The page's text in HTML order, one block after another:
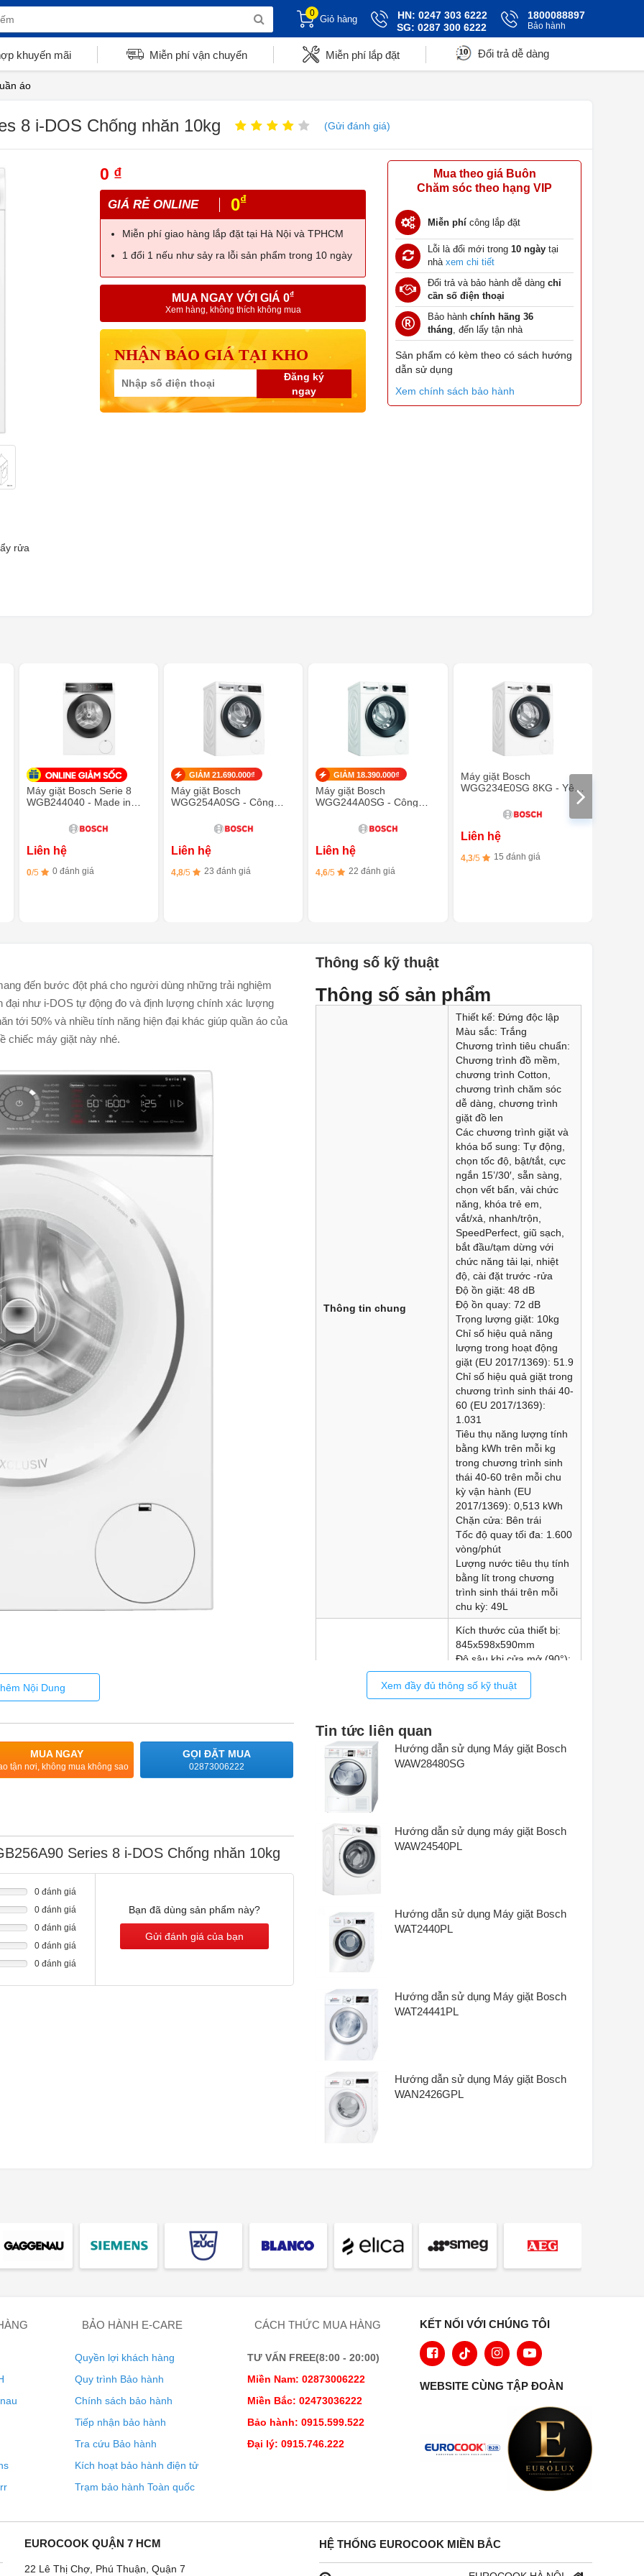
0
Giỏ hàng
HN: 0247 303 6222
SG: 0287 300 6222
1800088897
Bảo hành
khuyến mãi Miễn phí vận chuyển Miễn phí lắp đặt Đổi trả dễ dàng
áo
8 i-DOS Chống nhăn 10kg (Gửi đánh giá)
rửa
0 ₫
GIÁ RẺ ONLINE 0₫
Miễn phí giao hàng lắp đặt tại Hà Nội và TPHCM
1 đổi 1 nếu như sảy ra lỗi sản phẩm trong 10 ngày
MUA NGAY VỚI GIÁ 0₫
Xem hàng, không thích không mua
NHẬN BÁO GIÁ TẠI KHO
Đăng ký
ngay
Mua theo giá Buôn
Chăm sóc theo hạng VIP
Miễn phí công lắp đặt
Lỗi là đổi mới trong 10 ngày tại
nhà xem chi tiết
Đổi trả và bảo hành dễ dàng chỉ
cần số điện thoại
Bảo hành chính hãng 36
tháng, đến lấy tận nhà
Sản phẩm có kèm theo có sách hướng
dẫn sử dụng
Xem chính sách bảo hành
Máy giặt Bosch Serie 8
WGB244040 - Made in
Liên hệ
0/5 0 đánh giá
GIẢM 21.690.000₫
Máy giặt Bosch
WGG254A0SG - Công
AntiVibration
Liên hệ
4,8/5 23 đánh giá
GIẢM 18.390.000₫
Máy giặt Bosch
WGG244A0SG - Công
Liên hệ
4,6/5 22 đánh giá
Máy giặt Bosch
WGG234E0SG 8KG - Yên
Liên hệ
4,3/5 15 đánh giá
đến bước đột phá cho người dùng những trải nghiệm
đại như i-DOS tự động đo và định lượng chính xác lượng
tới 50% và nhiều tính năng hiện đại khác giúp quần áo của
chiếc máy giặt này nhé.
chất tẩy rửa cần thiết.
chí còn dễ dàng hơn, vui nhộn hơn đối với cài đặt cơ bản
(có thể đặt âm), màu trắng thời thượng. Máy được làm
giặt ở nhà tắm, sân thượng hoặc bất cứ nơi nào bạn muốn.
sang trọng và tinh tế hơn.
khiển, dễ sử dụng giúp bạn lựa chọn nhanh chóng chương
trình máy đang chạy thông qua màn hình LED với độ hiển
Nội Dung
MUA NGAY
tận nơi, không mua không sao
GỌI ĐẶT MUA
02873006222
Series 8 i-DOS Chống nhăn 10kg
0 đánh giá
0 đánh giá
0 đánh giá
0 đánh giá
0 đánh giá
Bạn đã dùng sản phẩm này?
Gửi đánh giá của bạn
Thông số kỹ thuật
Thông số sản phẩm
Thông tin chung
Thiết kế: Đứng độc lập
Màu sắc: Trắng
Chương trình tiêu chuẩn:
Chương trình đồ mềm,
chương trình Cotton,
chương trình chăm sóc
dễ dàng, chương trình
giặt đồ len
Các chương trình giặt và
khóa bổ sung: Tự động,
chọn tốc độ, bật/tắt, cực
ngắn 15’/30′, sẵn sàng,
chọn vết bẩn, vải chức
năng, khóa trẻ em,
vắt/xả, nhanh/trộn,
SpeedPerfect, giũ sạch,
bắt đầu/tạm dừng với
chức năng tải lại, nhiệt
độ, cài đặt trước -rửa
Độ ồn giặt: 48 dB
Độ ồn quay: 72 dB
Trọng lượng giặt: 10kg
Chỉ số hiệu quả năng
lượng trong hoạt động
giặt (EU 2017/1369): 51.9
Chỉ số hiệu quả giặt trong
chương trình sinh thái 40-
60 (EU 2017/1369):
1.031
Tiêu thụ năng lượng tính
bằng kWh trên mỗi kg
trong chương trình sinh
thái 40-60 trên mỗi chu
kỳ vận hành (EU
2017/1369): 0,513 kWh
Chặn cửa: Bên trái
Tốc độ quay tối đa: 1.600
vòng/phút
Lượng nước tiêu thụ tính
bằng lít trong chương
trình sinh thái trên mỗi
chu kỳ: 49L
Kích thước của thiết bị:
845x598x590mm
Độ sâu khi cửa mở (90°):
1.090mm
Dung tích trống: 70L
Trọng lượng: 82.8kg
Hệ thống định lượng tự
động i-DOS
Hiển thị tiến trình chương
trình: màn hình LED
ActiveWater Plus
Kết nối nước lạnh/nóng?:
Không
Tùy chọn tốc độ
Tiết kiệm thời gian với
Speed ​​Perfect
Khóa trẻ em
Xem đầy đủ thông số kỹ thuật
Tin tức liên quan
Hướng dẫn sử dụng Máy giặt Bosch
WAW28480SG
Hướng dẫn sử dụng máy giặt Bosch
WAW24540PL
Hướng dẫn sử dụng Máy giặt Bosch
WAT2440PL
Hướng dẫn sử dụng Máy giặt Bosch
WAT24441PL
Hướng dẫn sử dụng Máy giặt Bosch
WAN2426GPL
BẢO HÀNH E-CARE
Quyền lợi khách hàng
Quy trình Bảo hành
Chính sách bảo hành
Tiếp nhận bảo hành
Tra cứu Bảo hành
Kích hoạt bảo hành điện tử
Trạm bảo hành Toàn quốc
CÁCH THỨC MUA HÀNG
TƯ VẤN FREE(8:00 - 20:00)
Miền Nam: 02873006222
Miền Bắc: 02473036222
Bảo hành: 0915.599.522
Đại lý: 0915.746.222
KẾT NỐI VỚI CHÚNG TÔI
WEBSITE CÙNG TẬP ĐOÀN
EUROCOOK QUẬN 7 HCM
22 Lê Thị Chợ, Phú Thuận, Quận 7
HỆ THỐNG EUROCOOK MIỀN BẮC